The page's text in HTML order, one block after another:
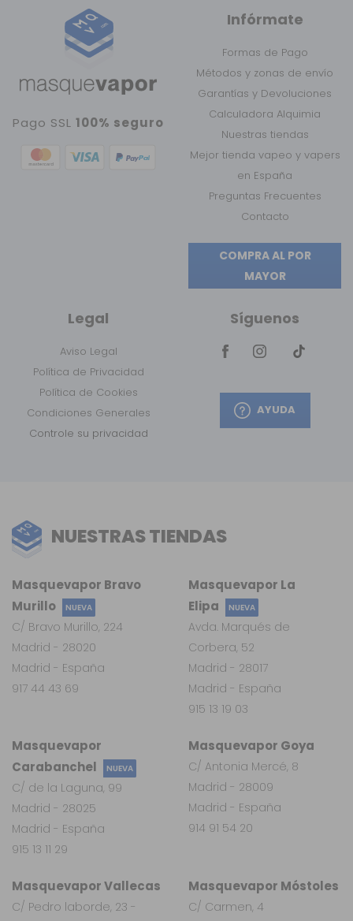
Pago SSL100% seguro
Infórmate
Formas de Pago
Métodos y zonas de envío
Garantías y Devoluciones
Calculadora Alquimia
Nuestras tiendas
Mejor tienda vapeo y vapers
en España
Preguntas Frecuentes
Contacto
COMPRA AL POR
MAYOR
Legal
Aviso Legal
Política de Privacidad
Política de Cookies
Condiciones Generales
Controle su privacidad
Síguenos
AYUDA
NUESTRAS TIENDAS
Masquevapor
Carabanchel
NUEVA
C/ de la Laguna, 99
Madrid - 28025
Madrid - España
915 13 11 29
Masquevapor Vallecas
C/ Pedro laborde, 23 -
Masquevapor Móstoles
C/ Carmen, 4
Masquevapor Goya
C/ Antonia Mercé, 8
Madrid - 28009
Madrid - España
914 91 54 20
Masquevapor La
Elipa
NUEVA
Avda. Marqués de
Corbera, 52
Madrid - 28017
Madrid - España
915 13 19 03
Masquevapor Bravo
Murillo
NUEVA
C/ Bravo Murillo, 224
Madrid - 28020
Madrid - España
917 44 43 69